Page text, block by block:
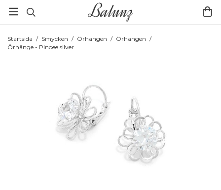
Startsida / Smycken / Örhängen / Örhängen /
Örhänge - Pinoee silver